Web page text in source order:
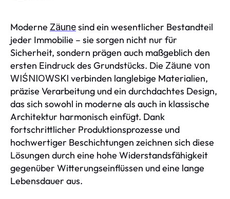
Moderne Zäunesind ein wesentlicher Bestandteil
jeder Immobilie – sie sorgen nicht nur für
Sicherheit, sondern prägen auch maßgeblich den
ersten Eindruck des Grundstücks. Die Zäune von
WIŚNIOWSKI verbinden langlebige Materialien,
präzise Verarbeitung und ein durchdachtes Design,
das sich sowohl in moderne als auch in klassische
Architektur harmonisch einfügt. Dank
fortschrittlicher Produktionsprozesse und
hochwertiger Beschichtungen zeichnen sich diese
Lösungen durch eine hohe Widerstandsfähigkeit
gegenüber Witterungseinflüssen und eine lange
Lebensdauer aus.